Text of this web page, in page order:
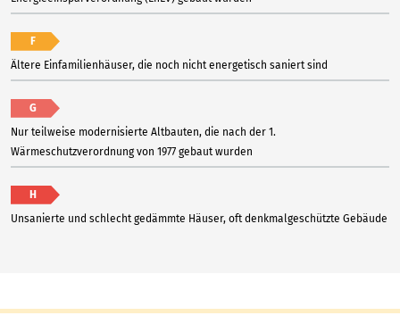
F
Ältere Einfamilienhäuser, die noch nicht energetisch saniert sind
G
Nur teilweise modernisierte Altbauten, die nach der 1.
Wärmeschutzverordnung von 1977 gebaut wurden
H
Unsanierte und schlecht gedämmte Häuser, oft denkmalgeschützte Gebäude